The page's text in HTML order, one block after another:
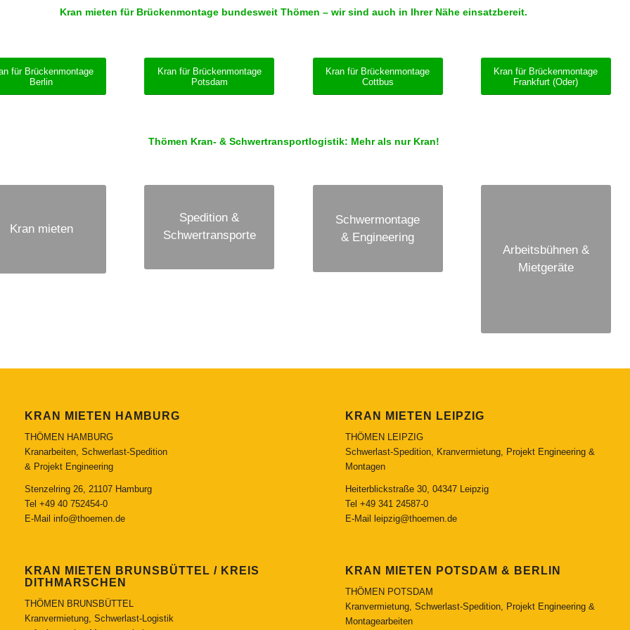
Kran mieten für Brückenmontage bundesweit Thömen – wir sind auch in Ihrer Nähe einsatzbereit.
für Brückenmontage
Berlin
Kran für Brückenmontage
Potsdam
Kran für Brückenmontage
Cottbus
Kran für Brückenmontage
Frankfurt (Oder)
Thömen Kran- & Schwertransportlogistik: Mehr als nur Kran!
Kran mieten
Spedition &
Schwertransporte
Schwermontage
& Engineering
Arbeitsbühnen &
Mietgeräte
KRAN MIETEN HAMBURG
THÖMEN HAMBURG
Kranarbeiten, Schwerlast-Spedition
& Projekt Engineering
Stenzelring 26, 21107 Hamburg
Tel +49 40 752454-0
E-Mail info@thoemen.de
KRAN MIETEN BRUNSBÜTTEL / KREIS
DITHMARSCHEN
THÖMEN BRUNSBÜTTEL
Kranvermietung, Schwerlast-Logistik
KRAN MIETEN LEIPZIG
THÖMEN LEIPZIG
Schwerlast-Spedition, Kranvermietung, Projekt Engineering &
Montagen
Heiterblickstraße 30, 04347 Leipzig
Tel +49 341 24587-0
E-Mail
leipzig@thoemen.de
KRAN MIETEN POTSDAM & BERLIN
THÖMEN POTSDAM
Kranvermietung, Schwerlast-Spedition, Projekt Engineering &
Montagearbeiten